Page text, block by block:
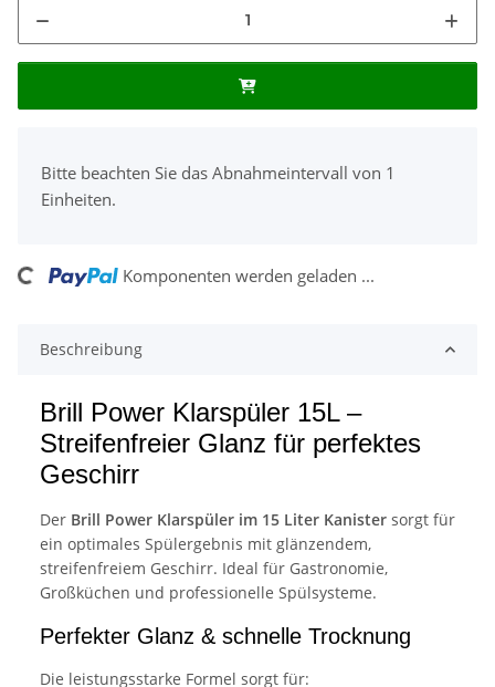
Bitte beachten Sie das Abnahmeintervall von 1
Einheiten.
Komponenten werden geladen ...
Beschreibung
Brill Power Klarspüler 15L –
Streifenfreier Glanz für perfektes
Geschirr
Der Brill Power Klarspüler im 15 Liter Kanister sorgt für
ein optimales Spülergebnis mit glänzendem,
streifenfreiem Geschirr. Ideal für Gastronomie,
Großküchen und professionelle Spülsysteme.
Perfekter Glanz & schnelle Trocknung
Die leistungsstarke Formel sorgt für: